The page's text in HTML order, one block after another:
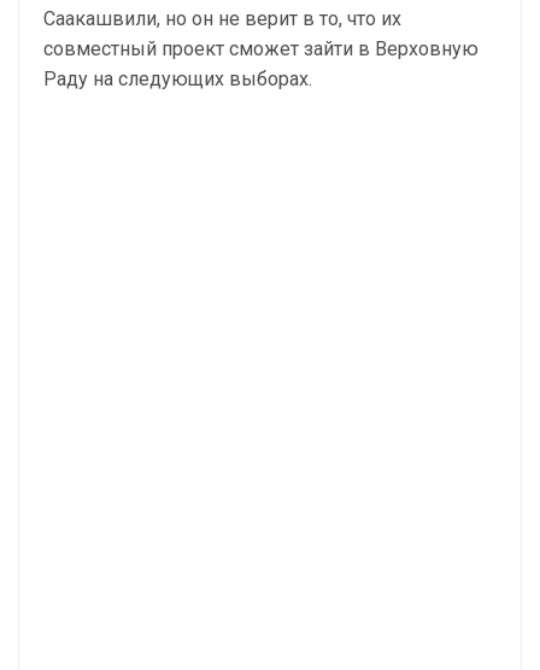
Саакашвили, но он не верит в то, что их
совместный проект сможет зайти в Верховную
Раду на следующих выборах.